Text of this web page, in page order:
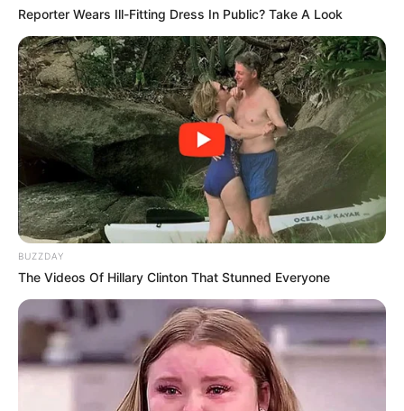
Reporter Wears Ill-Fitting Dress In Public? Take A Look
BUZZDAY
The Videos Of Hillary Clinton That Stunned Everyone